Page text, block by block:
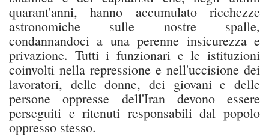
quarant'anni, hanno accumulato ricchezze
astronomiche sulle nostre spalle,
condannandoci a una perenne insicurezza e
privazione. Tutti i funzionari e le istituzioni
coinvolti nella repressione e nell'uccisione dei
lavoratori, delle donne, dei giovani e delle
persone oppresse dell'Iran devono essere
perseguiti e ritenuti responsabili dal popolo
oppresso stesso.